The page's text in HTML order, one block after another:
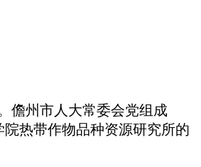
儋州市人大常委会党组成
热带作物品种资源研究所的